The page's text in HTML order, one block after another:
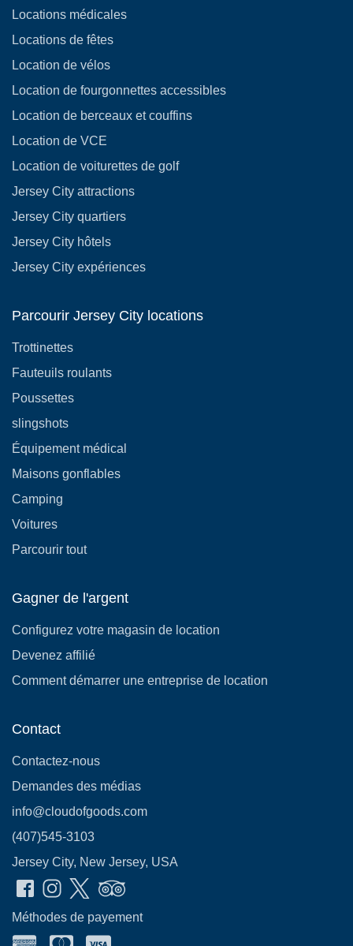
Locations médicales
Locations de fêtes
Location de vélos
Location de fourgonnettes accessibles
Location de berceaux et couffins
Location de VCE
Location de voiturettes de golf
Jersey City attractions
Jersey City quartiers
Jersey City hôtels
Jersey City expériences
Parcourir Jersey City locations
Trottinettes
Fauteuils roulants
Poussettes
slingshots
Équipement médical
Maisons gonflables
Camping
Voitures
Parcourir tout
Gagner de l'argent
Configurez votre magasin de location
Devenez affilié
Comment démarrer une entreprise de location
Contact
Contactez-nous
Demandes des médias
info@cloudofgoods.com
(407)545-3103
Jersey City, New Jersey, USA
Méthodes de payement